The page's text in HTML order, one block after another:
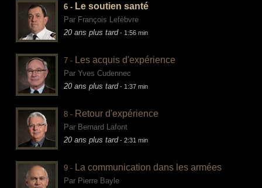
6 - Le soutien santé
Par François Lefèbvre
20 ans plus tard- 1:56 min
7 - Les acquis d'expérience
Par Yves Cudennec
20 ans plus tard- 1:37 min
8 - Retour d'expérience
Par Bernard Lafont
20 ans plus tard- 2:31 min
9 - La communication dans les armées
Par Pierre Bayle